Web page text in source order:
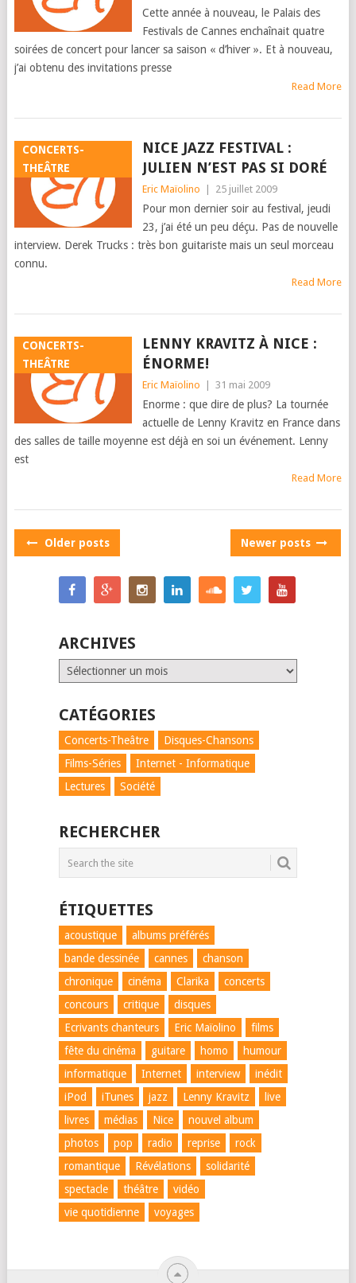
Cette année à nouveau, le Palais des
Festivals de Cannes enchaînait quatre
soirées de concert pour lancer sa saison « d’hiver ». Et à nouveau,
j’ai obtenu des invitations presse
Read More
CONCERTS-
THEÂTRE
NICE JAZZ FESTIVAL :
JULIEN N’EST PAS SI DORÉ
Eric Maïolino 25 juillet 2009
Pour mon dernier soir au festival, jeudi
23, j’ai été un peu déçu. Pas de nouvelle
interview. Derek Trucks : très bon guitariste mais un seul morceau
connu.
Read More
CONCERTS-
THEÂTRE
LENNY KRAVITZ À NICE :
ÉNORME!
Eric Maïolino 31 mai 2009
Enorme : que dire de plus? La tournée
actuelle de Lenny Kravitz en France dans
des salles de taille moyenne est déjà en soi un événement. Lenny
est
Read More
POSTS
Older posts Newer posts
ARCHIVES
Archives
CATÉGORIES
Concerts-Theâtre
Disques-Chansons
Films-Séries
Internet - Informatique
Lectures
Société
RECHERCHER
ÉTIQUETTES
acoustique
albums préférés
bande dessinée
cannes
chanson
chronique
cinéma Clarika
concerts
concours
critique
disques
Ecrivants chanteurs
Eric Maïolino
films
fête du cinéma
guitare homo
humour
informatique
Internet interview
inédit
iPod
iTunes jazz Lenny Kravitz
live
livres
médias Nice
nouvel album
photos
pop radio reprise
rock
romantique
Révélations
solidarité
spectacle
théâtre
vidéo
vie quotidienne
voyages